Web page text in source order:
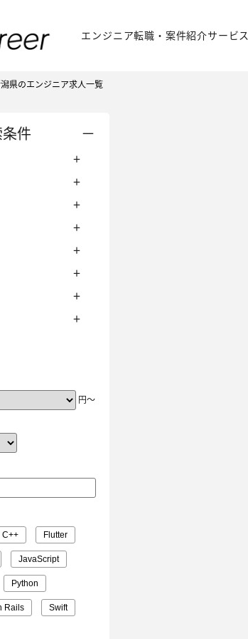
エンジニア転職・案件紹介サービス
県のエンジニア求人一覧
件
円～
C++ Flutter
JavaScript
Python
Rails Swift